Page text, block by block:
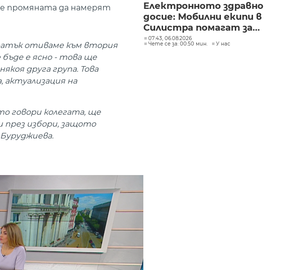
промяната да намерят
отиваме към втория
е ясно - това ще
друга група. Това
на
говори колегата, ще
през избори, защото
Електронното здравно
досие: Мобилни екипи в
Силистра помагат за...
07:43, 06.08.2026
Чете се за: 00:50 мин.
У нас